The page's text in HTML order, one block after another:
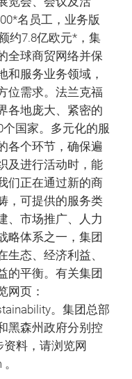
名员工，业务版
约7.8亿欧元*，集
全球商贸网络并保
和服务业务领域，
位需求。法兰克福
各地庞大、紧密的
国家。多元化的服
各个环节，确保遍
及进行活动时，能
们正在通过新的商
，可提供的服务类
、市场推广、人力
略体系之一，集团
态、经济利益、
的平衡。有关集团
网页：
。集团总部
黑森州政府分别控
资料，请浏览网